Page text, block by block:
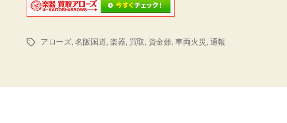
タ
アローズ,名阪国道, 楽器, 買取, 資金難,車両火災, 通報